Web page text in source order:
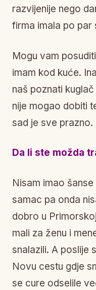
razvijenije nego
firma imala po par
Mogu vam
imam kod kuće.
naš poznati
nije mogao dobiti
sad je sve prazno.
Da li ste možda
Nisam imao
samac pa onda
dobro u
mali za ženu i
snalazili. A poslije
Novu cestu gdje
se cure odselile